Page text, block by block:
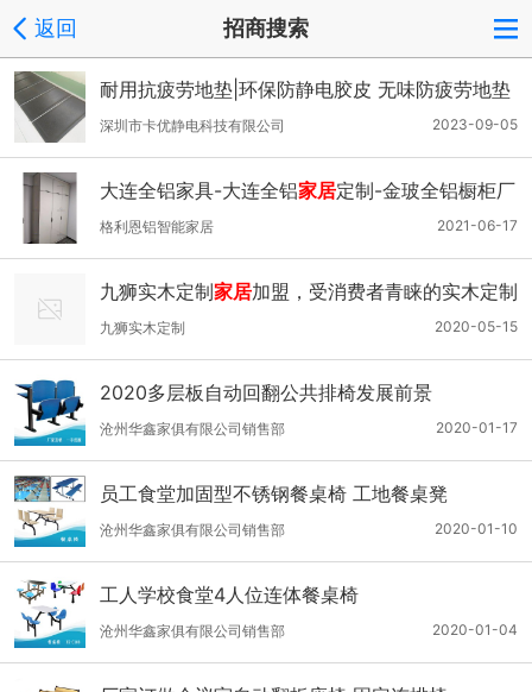
返回 招商搜索
耐用抗疲劳地垫|环保防静电胶皮 无味防疲劳地垫
2023-09-05
深圳市卡优静电科技有限公司
大连全铝家具-大连全铝家居定制-金玻全铝橱柜厂
家
2021-06-17
格利恩铝智能家居
九狮实木定制家居加盟，受消费者青睐的实木定制
家具品牌
2020-05-15
九狮实木定制
2020多层板自动回翻公共排椅发展前景
2020-01-17
沧州华鑫家俱有限公司销售部
员工食堂加固型不锈钢餐桌椅 工地餐桌凳
2020-01-10
沧州华鑫家俱有限公司销售部
工人学校食堂4人位连体餐桌椅
2020-01-04
沧州华鑫家俱有限公司销售部